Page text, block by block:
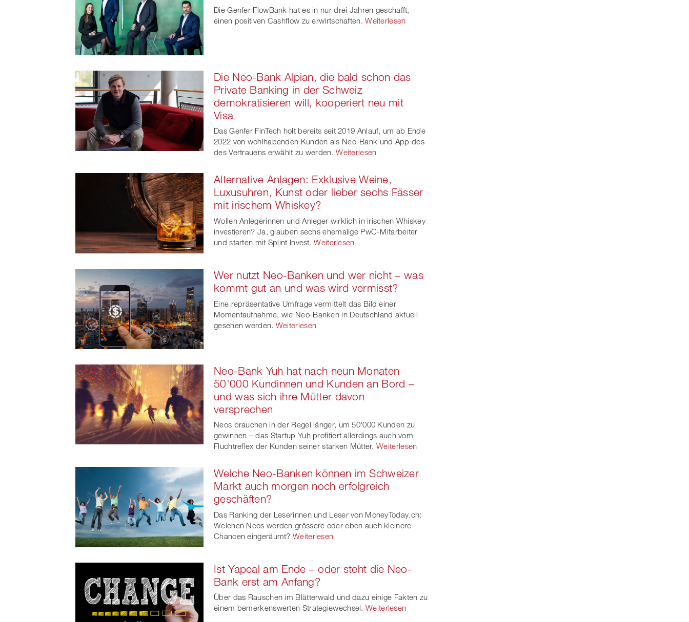
Die Genfer FlowBank hat es in nur drei Jahren geschafft,
einen positiven Cashflow zu erwirtschaften. Weiterlesen
Die Neo-Bank Alpian, die bald schon das
Private Banking in der Schweiz
demokratisieren will, kooperiert neu mit
Visa
Das Genfer FinTech holt bereits seit 2019 Anlauf, um ab Ende
2022 von wohlhabenden Kunden als Neo-Bank und App des
des Vertrauens erwählt zu werden. Weiterlesen
Alternative Anlagen: Exklusive Weine,
Luxusuhren, Kunst oder lieber sechs Fässer
mit irischem Whiskey?
Wollen Anlegerinnen und Anleger wirklich in irischen Whiskey
investieren? Ja, glauben sechs ehemalige PwC-Mitarbeiter
und starten mit Splint Invest. Weiterlesen
Wer nutzt Neo-Banken und wer nicht – was
kommt gut an und was wird vermisst?
Eine repräsentative Umfrage vermittelt das Bild einer
Momentaufnahme, wie Neo-Banken in Deutschland aktuell
gesehen werden. Weiterlesen
Neo-Bank Yuh hat nach neun Monaten
50'000 Kundinnen und Kunden an Bord –
und was sich ihre Mütter davon
versprechen
Neos brauchen in der Regel länger, um 50'000 Kunden zu
gewinnen – das Startup Yuh profitiert allerdings auch vom
Fluchtreflex der Kunden seiner starken Mütter. Weiterlesen
Welche Neo-Banken können im Schweizer
Markt auch morgen noch erfolgreich
geschäften?
Das Ranking der Leserinnen und Leser von MoneyToday.ch:
Welchen Neos werden grössere oder eben auch kleinere
Chancen eingeräumt? Weiterlesen
Ist Yapeal am Ende – oder steht die Neo-
Bank erst am Anfang?
Über das Rauschen im Blätterwald und dazu einige Fakten zu
einem bemerkenswerten Strategiewechsel. Weiterlesen